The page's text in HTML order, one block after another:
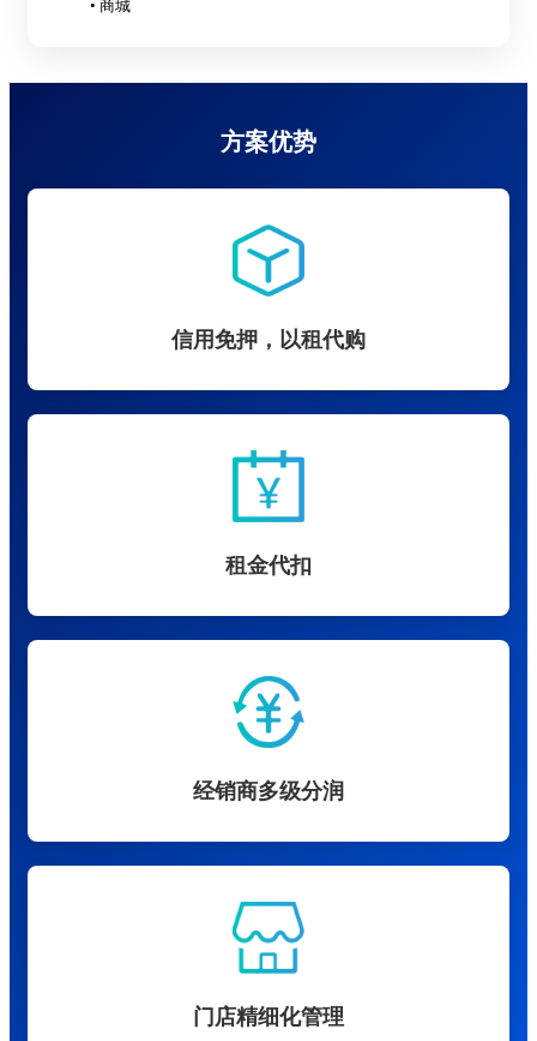
• 商城
方案优势
信用免押，以租代购
租金代扣
经销商多级分润
门店精细化管理